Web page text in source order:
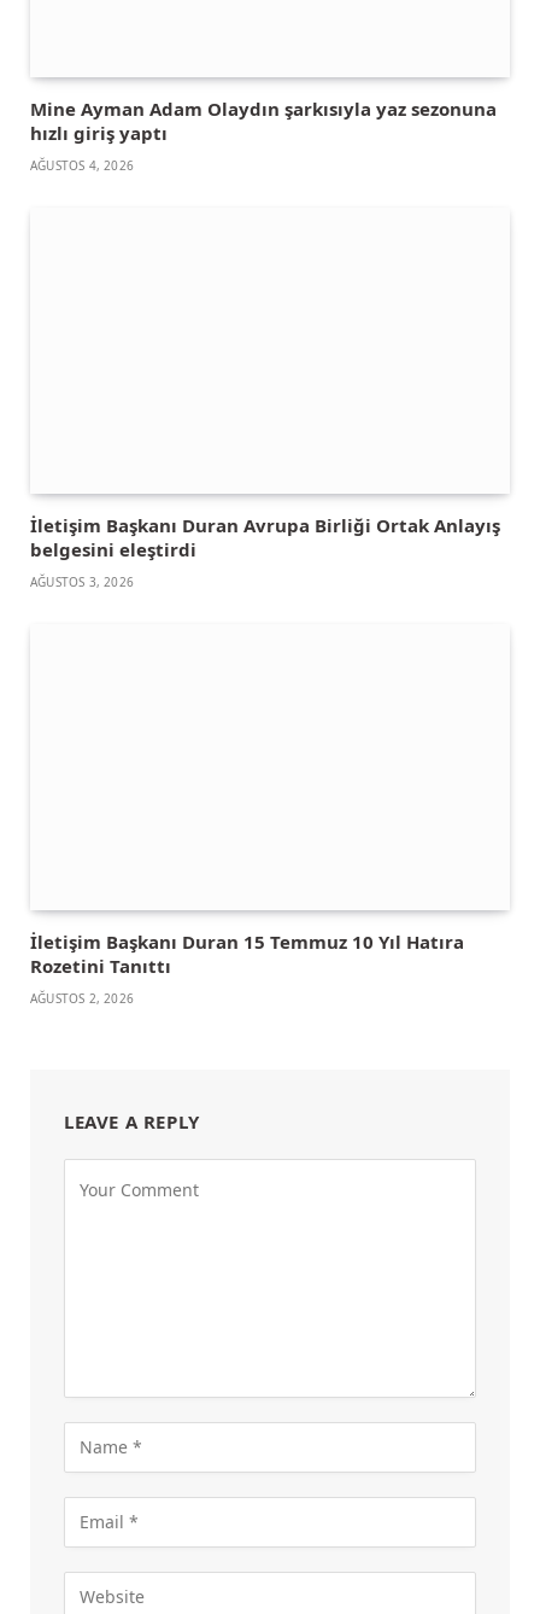
Mine Ayman Adam Olaydın şarkısıyla yaz sezonuna
hızlı giriş yaptı
AĞUSTOS 4, 2026
İletişim Başkanı Duran Avrupa Birliği Ortak Anlayış
belgesini eleştirdi
AĞUSTOS 3, 2026
İletişim Başkanı Duran 15 Temmuz 10 Yıl Hatıra
Rozetini Tanıttı
AĞUSTOS 2, 2026
LEAVE A REPLY